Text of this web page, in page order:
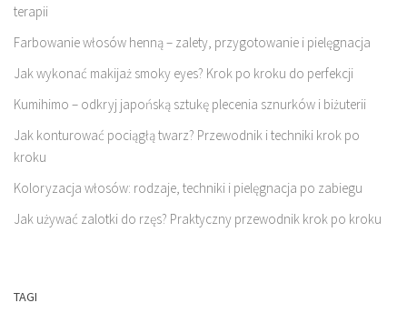
terapii
Farbowanie włosów henną – zalety, przygotowanie i pielęgnacja
Jak wykonać makijaż smoky eyes? Krok po kroku do perfekcji
Kumihimo – odkryj japońską sztukę plecenia sznurków i biżuterii
Jak konturować pociągłą twarz? Przewodnik i techniki krok po
kroku
Koloryzacja włosów: rodzaje, techniki i pielęgnacja po zabiegu
Jak używać zalotki do rzęs? Praktyczny przewodnik krok po kroku
TAGI